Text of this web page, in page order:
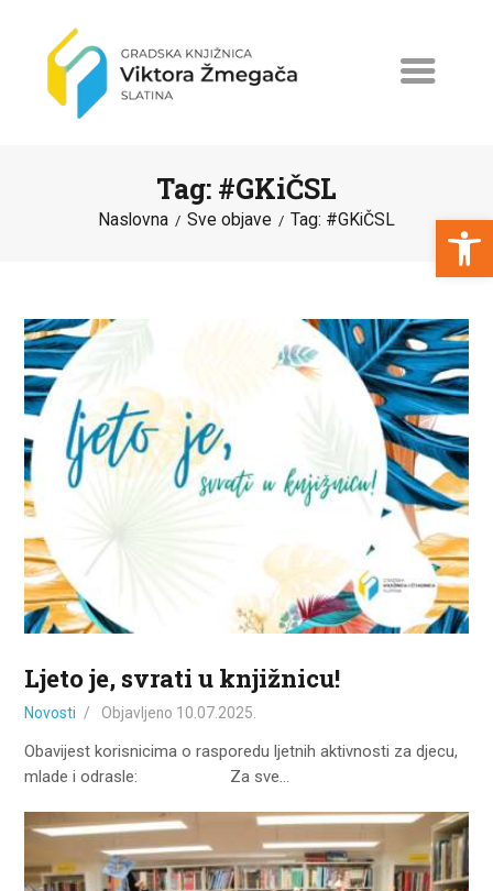
Open toolbar
Tag: #GKiČSL
Naslovna Sve objave Tag: #GKiČSL
NOVOSTI
PROGRAMI I PROJEKTI
KATALOG
O KNJIŽNICI
ODJELI
DOKUMENTI
KONTAKT
Ljeto je, svrati u knjižnicu!
Novosti Objavljeno 10.07.2025.
Obavijest korisnicima o rasporedu ljetnih aktivnosti za djecu,
mlade i odrasle: Za sve…